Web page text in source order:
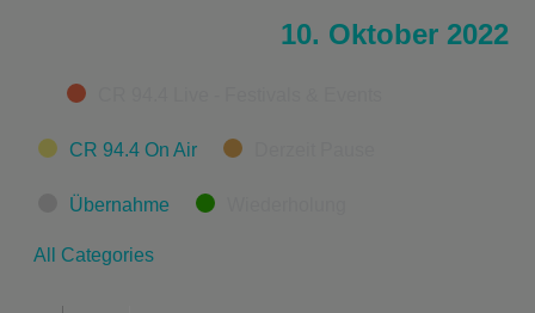
10. Oktober 2022
Categories
CR 94.4 On Air
Übernahme
All Categories